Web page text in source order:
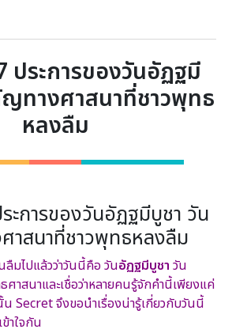
ประการของวันอัฏฐมี
ทางศาสนาที่ชาวพุทธ
หลงลืม
ะการของวันอัฏฐมีบูชา วัน
าสนาที่ชาวพุทธหลงลืม
ลืมไปแล้วว่าวันนี้คือ วันอัฏฐมีบูชา วัน
สนาและเชื่อว่าหลายคนรู้จักคำนี้เพียงแค่
น Secret จึงขอนำเรื่องน่ารู้เกี่ยวกับวันนี้
าใจกัน